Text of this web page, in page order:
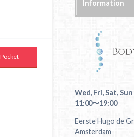
Pocket
Information
Wed, Fri, Sat, Sun
11:00〜19:00
Eerste Hugo de
Amsterdam